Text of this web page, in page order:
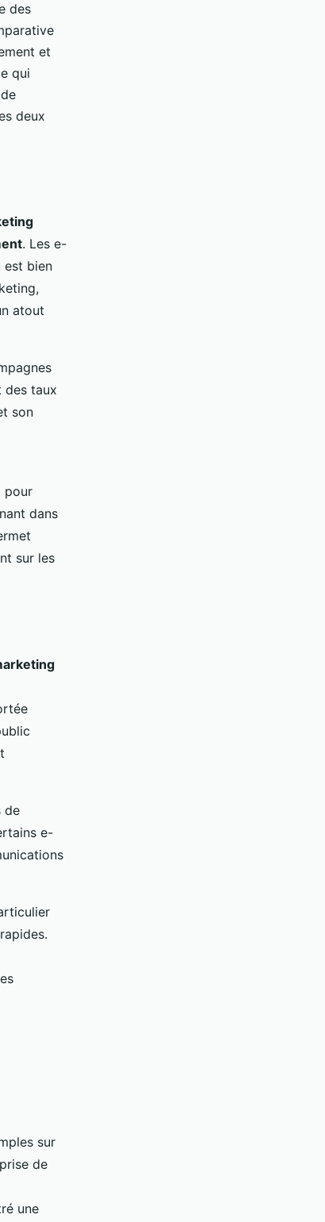
des
et
qui
deux
. Les e-
est bien
atout
des taux
son
pour
dans
sur les
de
e-
sur
de
une